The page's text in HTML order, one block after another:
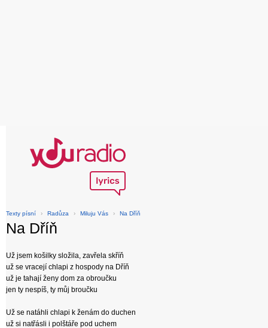
Texty písní › Radůza › Miluju Vás › Na Dříň
Na Dříň
Už jsem košilky složila, zavřela skříň
už se vracejí chlapi z hospody na Dříň
už je tahají ženy dom za obroučku
jen ty nespíš, ty můj broučku
Už se natáhli chlapi k ženám do duchen
už si natřásli i polštáře pod uchem